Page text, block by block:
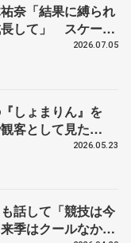
奈「結果に縛られ
して」 スケーテ
アップへ試行錯誤
2026.07.05
しょまりん』を
客として見た
原知子さん、田中
2026.05.23
話して「競技は今
季はクールなかっ